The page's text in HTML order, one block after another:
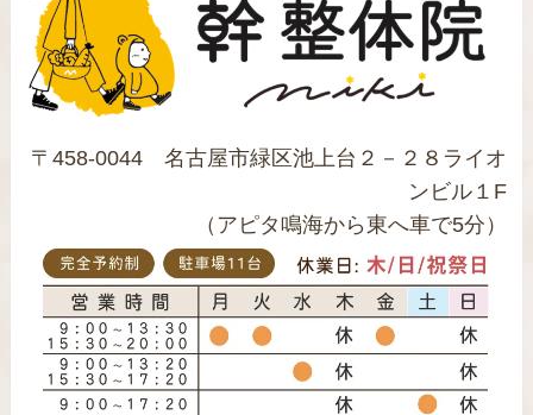
〒458-0044 名古屋市緑区池上台２－２８ライオ
ンビル１F
（アピタ鳴海から東へ車で5分）